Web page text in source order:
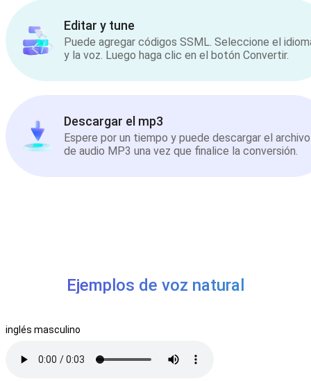
Editar y tune
Puede agregar códigos SSML. Seleccione el
y la voz. Luego haga clic en el botón Convertir.
Descargar el mp3
Espere por un tiempo y puede descargar el archivo
de audio MP3 una vez que finalice la conversión.
Ejemplos de voz natural
inglés masculino